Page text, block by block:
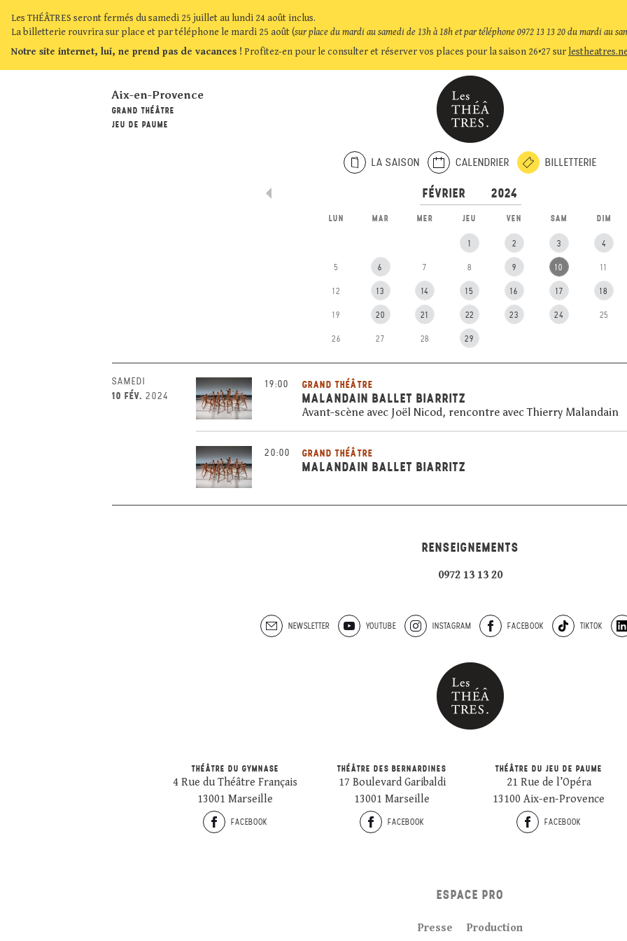
Les THÉÂTRES seront fermés du samedi 25 juillet au lundi 24 août inclus.
La billetterie rouvrira sur place et par téléphone le mardi 25 août (sur place du mardi au samedi de 13h à 18h et par téléphone 0972 13 13 20 du mardi au
Notre site internet, lui, ne prend pas de vacances ! Profitez-en pour le consulter et réserver vos places pour la saison 26•27 sur
Aix-en-Provence
GRAND THÉÂTRE
JEU DE PAUME
LA SAISON CALENDRIER BILLETTERIE
LUN MAR MER JEU VEN SAM DIM
1 2 3 4
5 6 7 8 9 10 11
12 13 14 15 16 17 18
19 20 21 22 23 24 25
26 27 28 29
SAMEDI
10 FÉV. 2024
19:00 GRAND THÉÂTRE
MALANDAIN BALLET BIARRITZ
Avant-scène avec Joël Nicod, rencontre avec Thierry Malandain
20:00 GRAND THÉÂTRE
MALANDAIN BALLET BIARRITZ
RENSEIGNEMENTS
0972 13 13 20
NEWSLETTER YOUTUBE INSTAGRAM FACEBOOK TIKTOK
THÉÂTRE DU GYMNASE
4 Rue du Théâtre Français
13001 Marseille
FACEBOOK
THÉÂTRE DES BERNARDINES
17 Boulevard Garibaldi
13001 Marseille
FACEBOOK
THÉÂTRE DU JEU DE PAUME
21 Rue de l’Opéra
13100 Aix-en-Provence
FACEBOOK
ESPACE PRO
Presse Production